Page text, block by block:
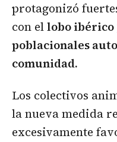
protagonizó
con ellobo ibérico
poblacionales
comunidad.
Los colectivos
la nueva medida
excesivamente